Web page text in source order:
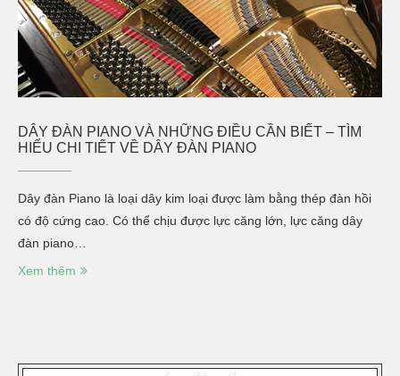
DÂY ĐÀN PIANO VÀ NHỮNG ĐIỀU CẦN BIẾT – TÌM
HIỂU CHI TIẾT VỀ DÂY ĐÀN PIANO
Dây đàn Piano là loại dây kim loại được làm bằng thép đàn hồi
có độ cứng cao. Có thể chịu được lực căng lớn, lực căng dây
đàn piano…
Xem thêm